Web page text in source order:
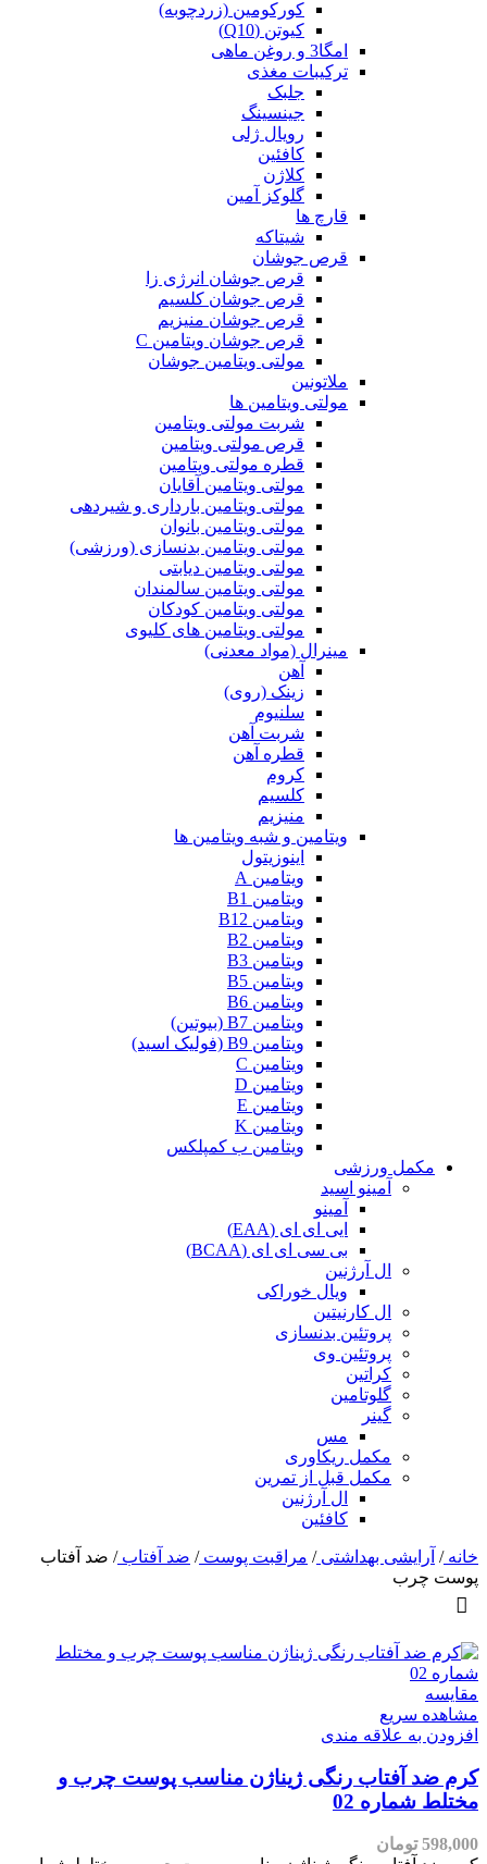
کورکومین (زردچوبه)
کیوتن (Q10)
امگا3 و روغن ماهی
ترکیبات مغذی
جلبک
جینسینگ
رویال ژلی
کافئین
کلاژن
گلوکز آمین
قارچ ها
شیتاکه
قرص جوشان
قرص جوشان انرژی زا
قرص جوشان کلسیم
قرص جوشان منیزیم
قرص جوشان ویتامین C
مولتی ویتامین جوشان
ملاتونین
مولتی ویتامین ها
شربت مولتی ویتامین
قرص مولتی ویتامین
قطره مولتی ویتامین
مولتی ویتامین آقایان
مولتی ویتامین بارداری و شیردهی
مولتی ویتامین بانوان
مولتی ویتامین بدنسازی (ورزشی)
مولتی ویتامین دیابتی
مولتی ویتامین سالمندان
مولتی ویتامین کودکان
مولتی ویتامین های کلیوی
مینرال (مواد معدنی)
آهن
زینک (روی)
سلنیوم
شربت آهن
قطره آهن
کروم
کلسیم
منیزیم
ویتامین و شبه ویتامین ها
اینوزیتول
ویتامین A
ویتامین B1
ویتامین B12
ویتامین B2
ویتامین B3
ویتامین B5
ویتامین B6
ویتامین B7 (بیوتین)
ویتامین B9 (فولیک اسید)
ویتامین C
ویتامین D
ویتامین E
ویتامین K
ویتامین ب کمپلکس
مکمل ورزشی
آمینو اسید
آمینو
ایی ای ای (EAA)
بی سی ای ای (BCAA)
ال آرژنین
ویال خوراکی
ال کارنیتین
پروتئین بدنسازی
پروتئین وی
کراتین
گلوتامین
گینر
مس
مکمل ریکاوری
مکمل قبل از تمرین
ال آرژنین
کافئین
خانه / آرایشی بهداشتی / مراقبت پوست / ضد آفتاب / ضد آفتاب
پوست چرب
مقایسه
مشاهده سریع
افزودن به علاقه مندی
کرم ضد آفتاب رنگی ژیناژن مناسب پوست چرب و
مختلط شماره 02
598,000 تومان